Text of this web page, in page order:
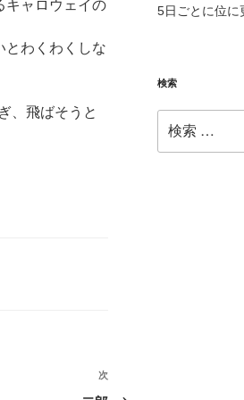
キャロウェイの
とわくわくしな
、飛ばそうと
次
次
5日ごとに位に
検索
索: